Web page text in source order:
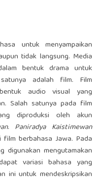
untuk menyampaikan
tidak langsung. Media
bentuk drama untuk
adalah film. Film
audio visual yang
Salah satunya pada film
diproduksi oleh akun
. Paniradya Kaistimewan
berbahasa Jawa. Pada
digunakan mengutamakan
variasi bahasa yang
ini untuk mendeskripsikan